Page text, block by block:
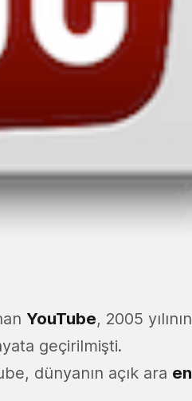
YouTube, 2005 yılının
geçirilmişti.
dünyanın açık ara en